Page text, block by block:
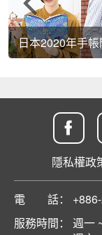
日本2020年手
隱私權政
電 話：
服務時間：
週一